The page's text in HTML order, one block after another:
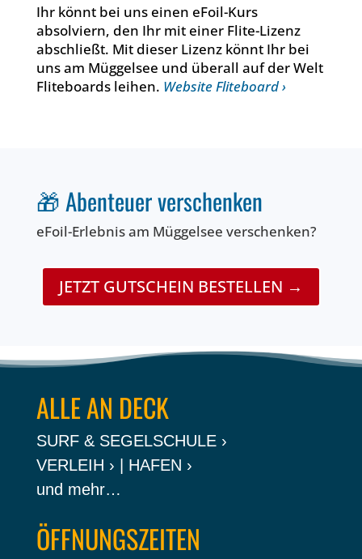
Ihr könnt bei uns einen eFoil-Kurs
absolviern, den Ihr mit einer Flite-Lizenz
abschließt. Mit dieser Lizenz könnt Ihr bei
uns am Müggelsee und überall auf der Welt
Fliteboards leihen. Website Fliteboard ›
🎁 Abenteuer verschenken
eFoil-Erlebnis am Müggelsee verschenken?
JETZT GUTSCHEIN BESTELLEN →
ALLE AN DECK
SURF & SEGELSCHULE ›
VERLEIH ›
HAFEN ›
und mehr…
ÖFFNUNGSZEITEN